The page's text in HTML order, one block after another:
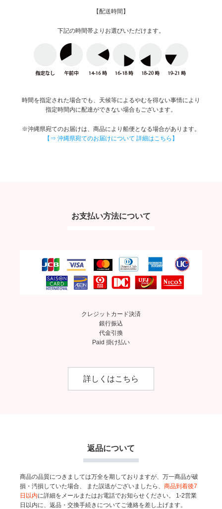
【配送時間】
下記の時間帯よりお選びいただけます。
時間を指定された場合でも、天候等によるやむを得ない事情により
指定時間内に配達ができない場合もございます。
※沖縄県宛てのお届けは、商品により船便となる場合があります。
【⇒ 沖縄県宛てのお届けについて 詳細はこちら】
お支払い方法について
クレジットカード決済
銀行振込
代金引換
Paid 掛け払い
詳しくはこちら
返品について
商品の品質につきましては万全を期しておりますが、万一商品が破
損・汚損していた場合、
また誤送がございましたら、商品到着後7
日以内に詳細をメールまたはお電話でお知らせください。
1-2営業
日以内に、返品・交換手続きについてご連絡を差し上げます。